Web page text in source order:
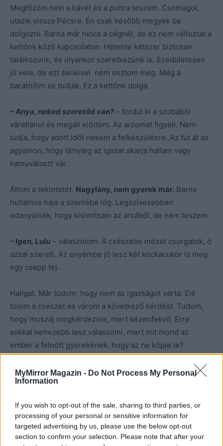
MyMirror Magazin - Do Not Process My Personal
Information
If you wish to opt-out of the sale, sharing to third parties, or
processing of your personal or sensitive information for
targeted advertising by us, please use the below opt-out
section to confirm your selection. Please note that after your
Megfőzöm neki a kávét és a pultra teszem. Csomagol,
utazik vissza Pécsre. Én csak később megyek be
dolgozni. Barna már nincs a cégnél, de ez nem változtat a
kettőnk közti kapcsolaton. Hetente kétszer biztosan
találkozunk, és olyankor szeretkezünk is. Szédületesen
jó vele, de ezt senkivel nem osztom meg. Még a
barátnőim se tudják. Ez a kettőnk dolga.
– Anya, neked szeretőd van? – fordul ki a szobából
váratlanul és megáll előttem. Az arcomat figyeli. Nem
tudja, hogy adott időt nekem a felkészülésre. Az fut át az
agyamon, hogy tényleg az igazat akarja hallani vagy
kamuválaszt vár.
Állom a tekintetét. Nagylány, nem gyerek már. Barna
hullámos haja a szemébe lóg. Legszívesebben
odanyúlnék, hogy kisimítsam az arcából, de nem teszem.
– Igen, Lulu – válaszolom. A csészébe mézet csorgatok, ő
azzal szereti. Az enyémbe jó lesz két kockacukor is meg
egy csepp tej.
Hallgat. Már tudom, hogy nem az igazságot várta. Elé
tolom a csészét és várom a következő kérdést. Tudom,
hogy muszáj megkérdeznie, mert kézenfekvő. Erre
sokkal nehezebb lesz válaszolni, mert mit mond az
ember a felnőtt gyerekének, hogy az ne köpje le?
– Miért?– kérdi pontosan úgy, ahogy magamban
megjósoltam.
– Ne kamuzz, légyszi! – szól rám keményen. –Biztos
nem nehezebb, mint apát megcsalni.